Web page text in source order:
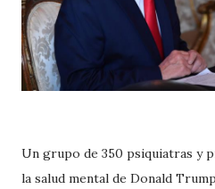
Un grupo de 350 psiquiatras y
la salud mental de Donald